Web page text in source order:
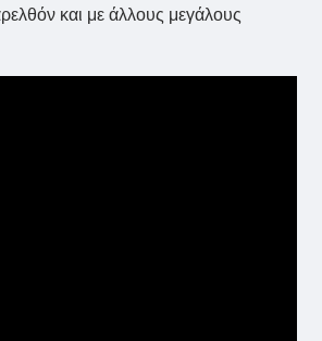
και με άλλους μεγάλους